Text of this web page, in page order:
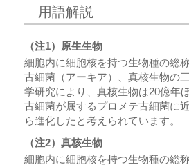
用語解説
（注1）原生生物
細胞内に細胞核を持つ生物種の総
古細菌（アーキア）、真核生物の
学研究により、真核生物は20億年
古細菌が属するプロメテ古細菌に
ら進化したと考えられています。
（注2）真核生物
細胞内に細胞核を持つ生物種の総